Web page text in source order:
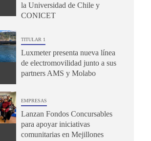
la Universidad de Chile y
CONICET
TITULAR 1
Luxmeter presenta nueva línea
de electromovilidad junto a sus
partners AMS y Molabo
EMPRESAS
Lanzan Fondos Concursables
para apoyar iniciativas
comunitarias en Mejillones